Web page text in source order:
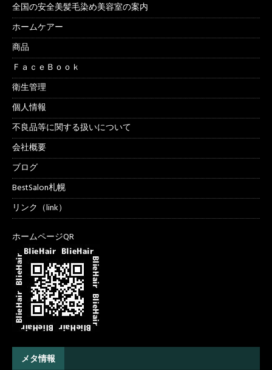
全国の安全美髪毛染め美容室の案内
ホームケアー
商品
ＦａｃｅＢｏｏｋ
衛生管理
個人情報
不良品等に関する扱いについて
会社概要
ブログ
BestSalon札幌
リンク（link）
ホームページQR
メタ情報